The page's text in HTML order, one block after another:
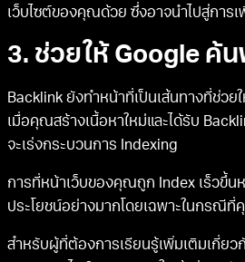
เว็บไซต์ของคุณด้วย ซึ่งอาจนำไปสู่การ
3. ช่วยให้ Google ค้
Backlink ยังทำหน้าที่เป็นเส้นทางที่ช่ว
เมื่อคุณสร้างเนื้อหาใหม่และได้รับ
จะเร่งกระบวนการ Indexing
การที่หน้าเว็บของคุณถูก Index เร็วขึ้น
ประโยชน์อย่างมากโดยเฉพาะในกรณี
สำหรับผู้ที่ต้องการเรียนรู้เพิ่มเติมเกี่ยว